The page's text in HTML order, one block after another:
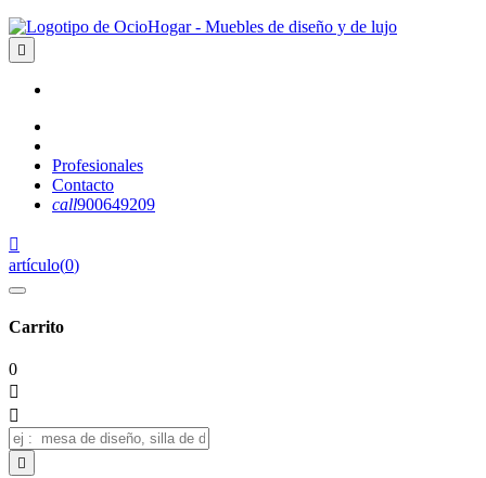

Profesionales
Contacto
call900649209

artículo(0)
Carrito
0


